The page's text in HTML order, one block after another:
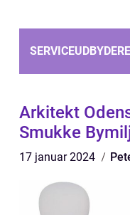
Arkitekt
Smukke
17 januar 2024